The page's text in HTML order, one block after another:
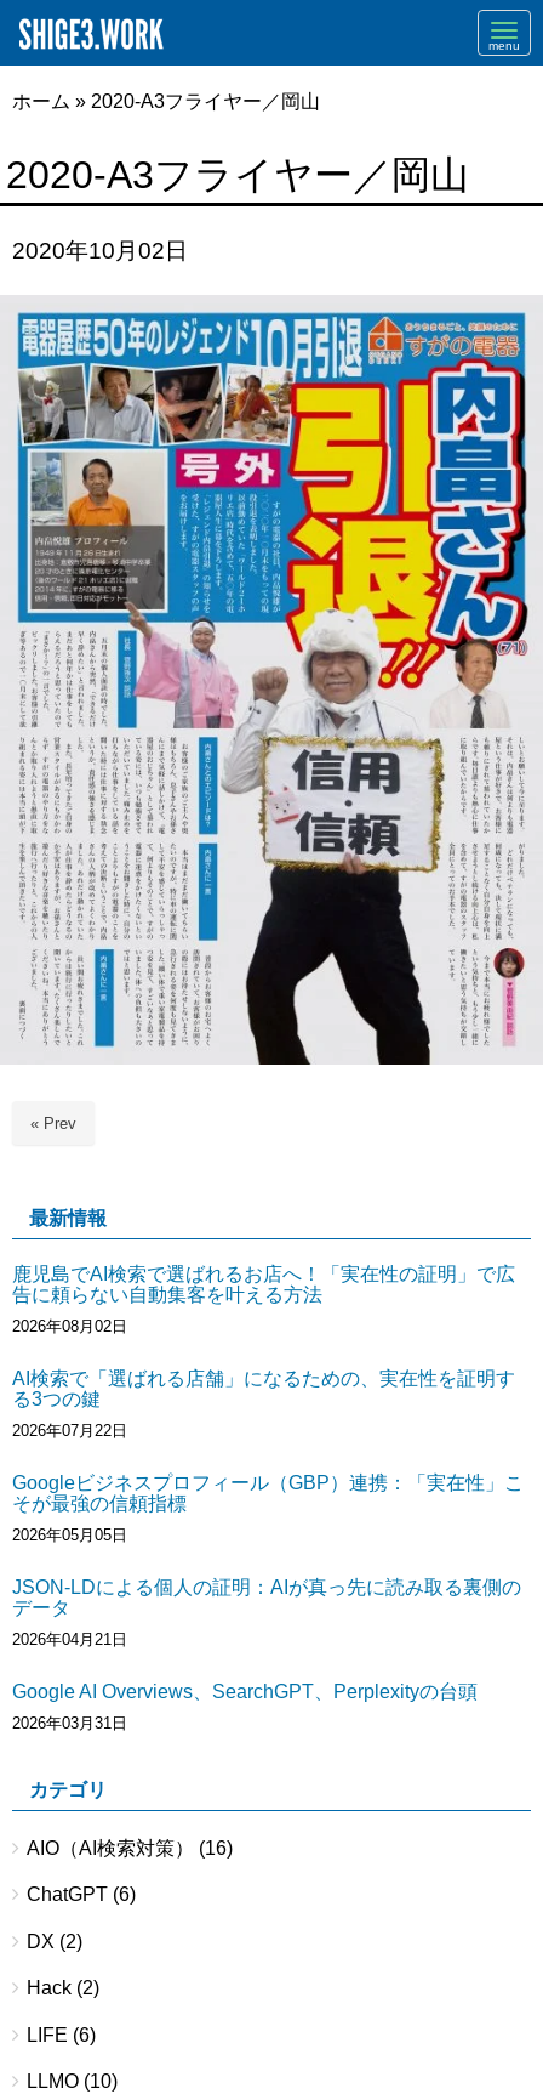
ホーム » 2020-A3フライヤー／岡山
2020-A3フライヤー／岡山
2020年10月02日
« Prev
最新情報
鹿児島でAI検索で選ばれるお店へ！「実在性の証明」で広
告に頼らない自動集客を叶える方法
2026年08月02日
AI検索で「選ばれる店舗」になるための、実在性を証明す
る3つの鍵
2026年07月22日
Googleビジネスプロフィール（GBP）連携：「実在性」こ
そが最強の信頼指標
2026年05月05日
JSON-LDによる個人の証明：AIが真っ先に読み取る裏側の
データ
2026年04月21日
Google AI Overviews、SearchGPT、Perplexityの台頭
2026年03月31日
カテゴリ
AIO（AI検索対策） (16)
ChatGPT (6)
DX (2)
Hack (2)
LIFE (6)
LLMO (10)